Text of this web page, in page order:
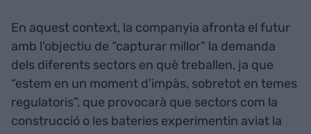
En aquest context, la companyia afronta el futur
amb l’objectiu de “capturar millor” la demanda
dels diferents sectors en què treballen, ja que
“estem en un moment d’impàs, sobretot en temes
regulatoris”, que provocarà que sectors com la
construcció o les bateries experimentin aviat la